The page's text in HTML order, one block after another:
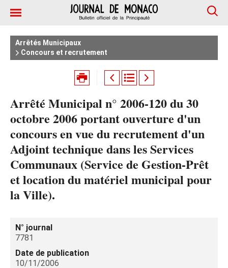
Arrêtés Municipaux
Concours et recrutement
Arrêté Municipal n° 2006-120 du 30
octobre 2006 portant ouverture d'un
concours en vue du recrutement d'un
Adjoint technique dans les Services
Communaux (Service de Gestion-Prêt
et location du matériel municipal pour
la Ville).
N° journal
7781
Date de publication
10/11/2006